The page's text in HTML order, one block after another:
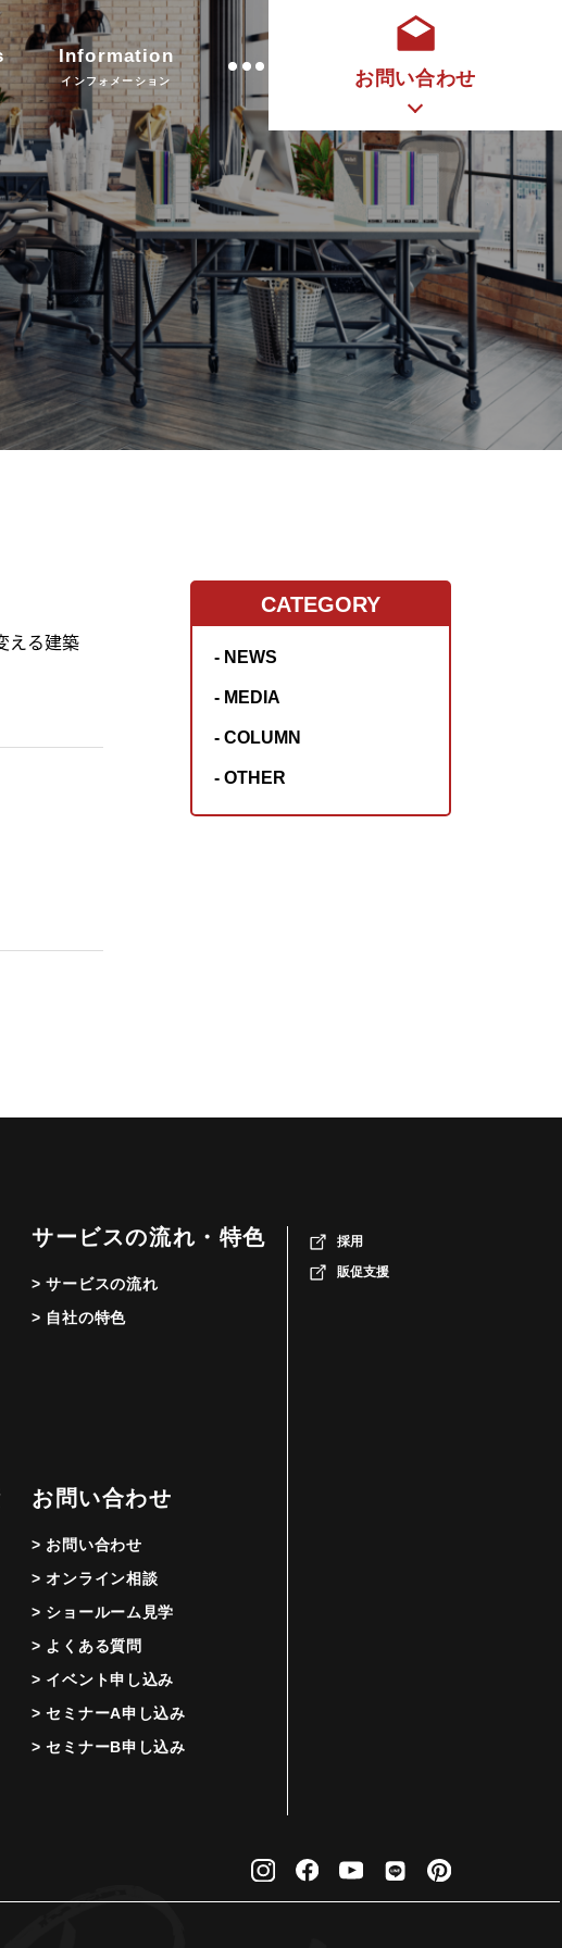
お問い合わせ
Information
インフォメーション
える建築
CATEGORY
- NEWS
- MEDIA
- COLUMN
- OTHER
サービスの流れ・特色
> サービスの流れ
> 自社の特色
お問い合わせ
> お問い合わせ
> オンライン相談
> ショールーム見学
> よくある質問
> イベント申し込み
> セミナーA申し込み
> セミナーB申し込み
採用
販促支援